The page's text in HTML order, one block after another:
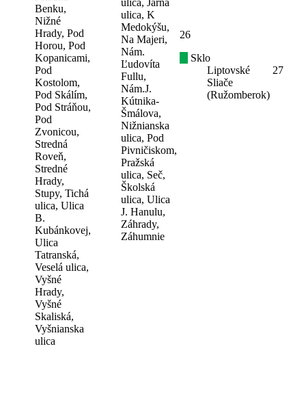
Benku,
Nižné
Hrady, Pod
Horou, Pod
Kopanicami,
Pod
Kostolom,
Pod Skálím,
Pod Stráňou,
Pod
Zvonicou,
Stredná
Roveň,
Stredné
Hrady,
Stupy, Tichá
ulica, Ulica
B.
Kubánkovej,
Ulica
Tatranská,
Veselá ulica,
Vyšné
Hrady,
Vyšné
Skaliská,
Vyšnianska
ulica
ulica, Jarná
ulica, K
Medokýšu,
Na Majeri,
Nám.
Ľudovíta
Fullu,
Nám.J.
Kútnika-
Šmálova,
Nižnianska
ulica, Pod
Pivničiskom,
Pražská
ulica, Seč,
Školská
ulica, Ulica
J. Hanulu,
Záhrady,
Záhumnie
26
Sklo
Liptovské
Sliače
(Ružomberok)
27